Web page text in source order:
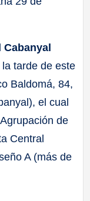
Cabanyal
tarde de este
Baldomá, 84,
el cual
de
Central
A (más de